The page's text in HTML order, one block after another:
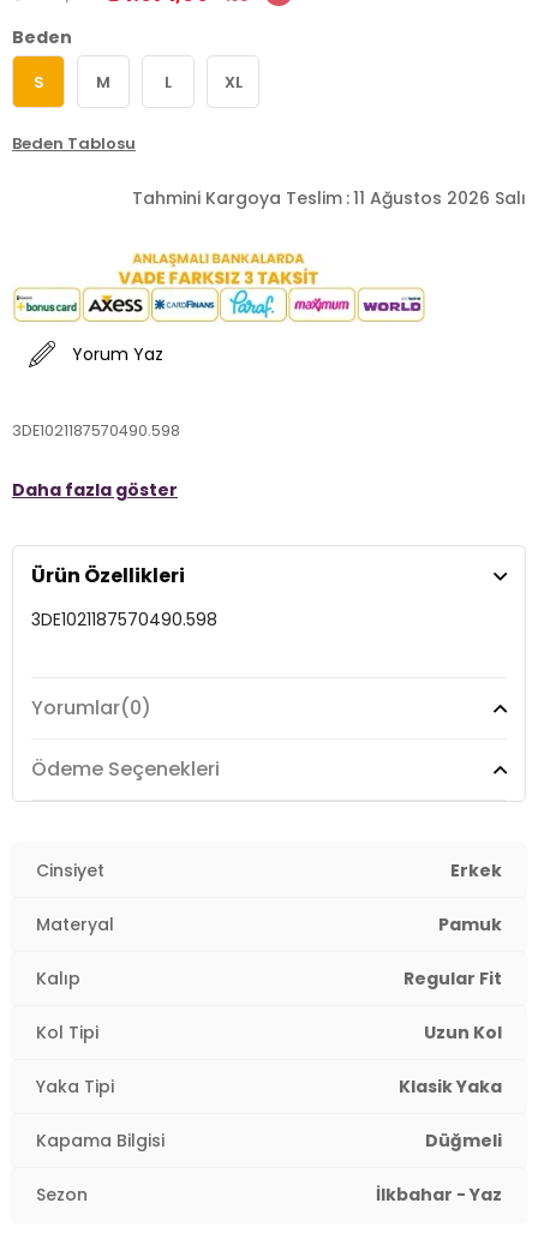
Beden
S M L XL
Beden Tablosu
Tahmini Kargoya Teslim :11 Ağustos 2026 Salı
Yorum Yaz
3DE1021187570490.598
Daha fazla göster
Ürün Özellikleri
3DE1021187570490.598
Yorumlar(0)
Ödeme Seçenekleri
Cinsiyet Erkek
Materyal Pamuk
Kalıp Regular Fit
Kol Tipi Uzun Kol
Yaka Tipi Klasik Yaka
Kapama Bilgisi Düğmeli
Sezon İlkbahar - Yaz